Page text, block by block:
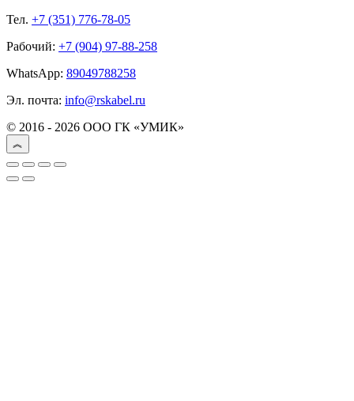
Тел. +7 (351) 776-78-05
Рабочий: +7 (904) 97-88-258
WhatsApp: 89049788258
Эл. почта: info@rskabel.ru
© 2016 - 2026 ООО ГК «УМИК»